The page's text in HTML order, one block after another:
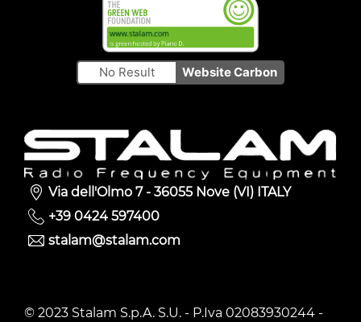
No Result Website Carbon
Via dell'Olmo 7 - 36055 Nove (VI) ITALY
+39 0424 597400
stalam@stalam.com
© 2023 Stalam S.p.A. S.U. - P.Iva 02083930244 -